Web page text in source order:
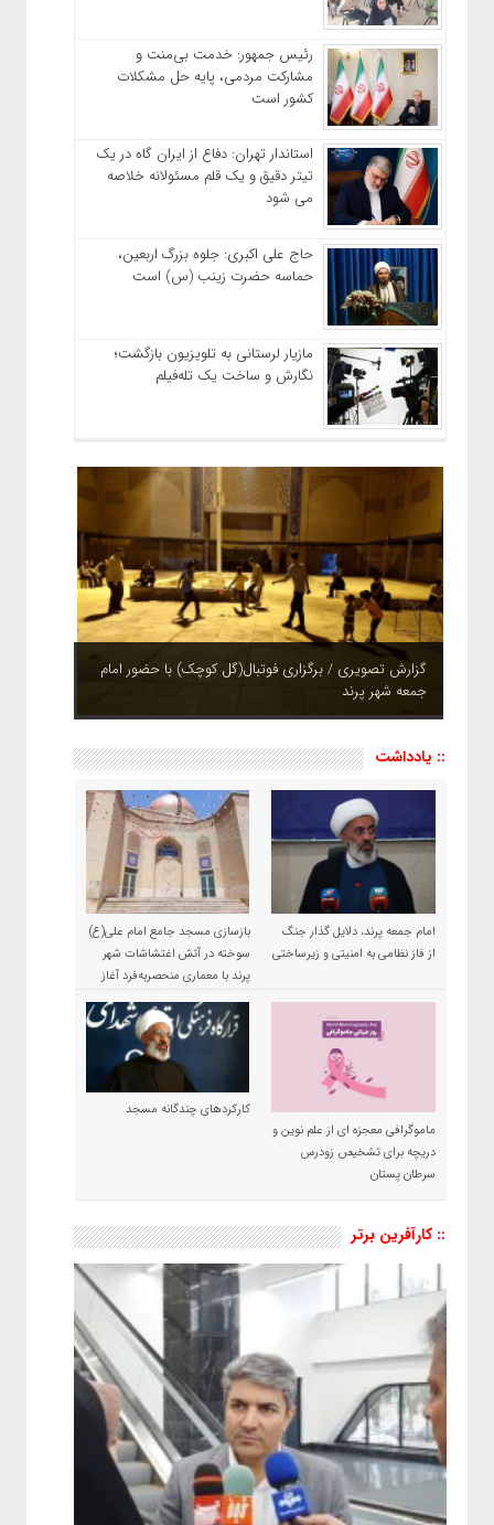
رئیس جمهور: خدمت بی‌منت و
مشارکت مردمی، پایه حل مشکلات
کشور است
استاندار تهران: دفاع از ایران گاه در یک
تیتر دقیق و یک قلم مسئولانه خلاصه
می شود
حاج‌ علی‌ اکبری: جلوه بزرگ اربعین،
حماسه حضرت زینب (س) است
مازیار لرستانی به تلویزیون بازگشت؛
نگارش و ساخت یک تله‌فیلم
چشم نوازی بوستان های شهر پرند در فصل بهار + تصاویر
:: یادداشت
امام جمعه پرند، دلایل گذار جنگ
از فاز نظامی به امنیتی و زیرساختی
بازسازی مسجد جامع امام علی(ع)
سوخته در آتش اغتشاشات شهر
پرند با معماری منحصربه‌فرد آغاز
شد
ماموگرافی معجزه ای از علم نوین و
دریچه برای تشخیص زودرس
سرطان پستان
کارکردهای چندگانه مسجد
:: کارآفرین برتر